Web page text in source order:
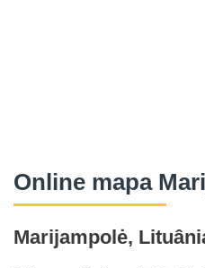
Online mapa
Marijampolė,